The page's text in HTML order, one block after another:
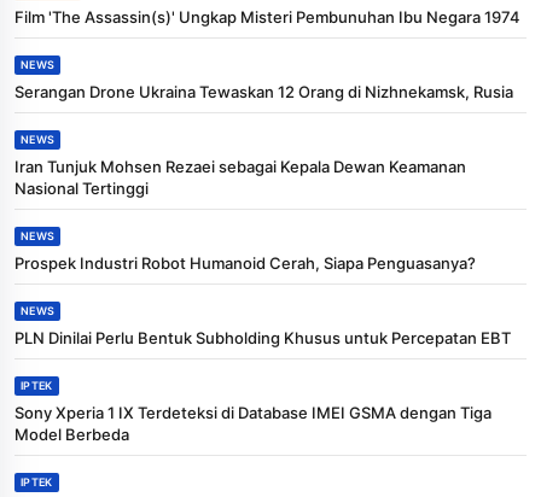
Film 'The Assassin(s)' Ungkap Misteri Pembunuhan Ibu Negara 1974
NEWS
Serangan Drone Ukraina Tewaskan 12 Orang di Nizhnekamsk, Rusia
NEWS
Iran Tunjuk Mohsen Rezaei sebagai Kepala Dewan Keamanan
Nasional Tertinggi
NEWS
Prospek Industri Robot Humanoid Cerah, Siapa Penguasanya?
NEWS
PLN Dinilai Perlu Bentuk Subholding Khusus untuk Percepatan EBT
IPTEK
Sony Xperia 1 IX Terdeteksi di Database IMEI GSMA dengan Tiga
Model Berbeda
IPTEK